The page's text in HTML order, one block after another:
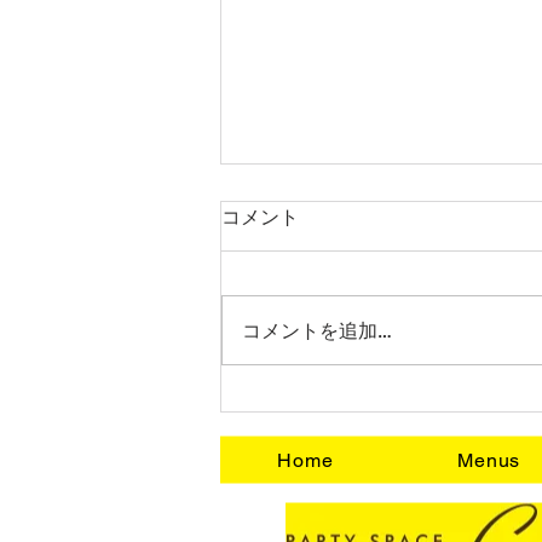
結婚式2次会！
コメント
コメントを追加…
Home Menus